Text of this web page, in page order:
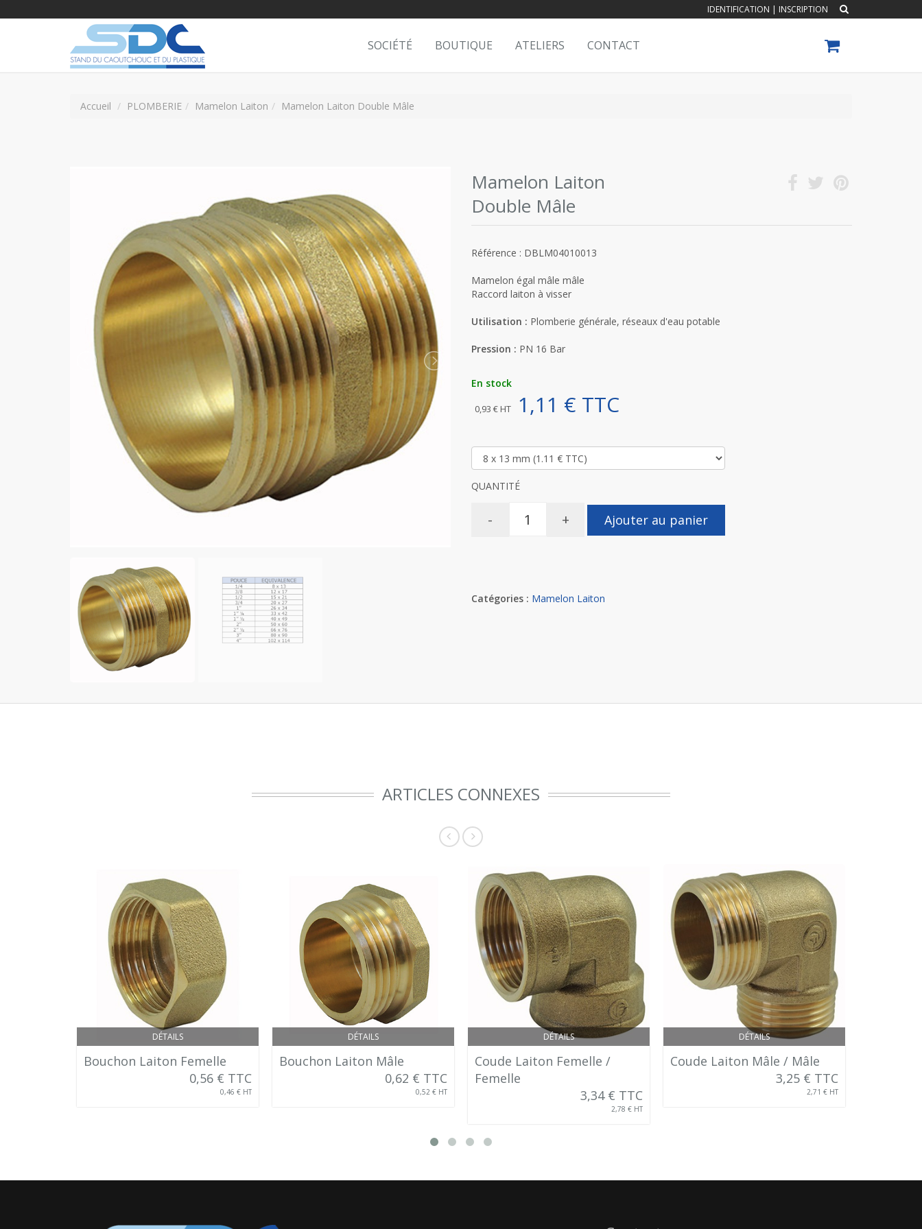
IDENTIFICATION | INSCRIPTION
SOCIÉTÉ BOUTIQUE ATELIERS CONTACT
Accueil PLOMBERIE Mamelon Laiton Mamelon Laiton Double Mâle
Mamelon Laiton
Double Mâle
Référence : DBLM04010013
Mamelon égal mâle mâle
Raccord laiton à visser
Utilisation : Plomberie générale, réseaux d'eau potable
Pression : PN 16 Bar
En stock
0,93 € HT 1,11 € TTC
QUANTITÉ
- + Ajouter au panier
Catégories : Mamelon Laiton
ARTICLES CONNEXES
DÉTAILS
Bouchon Laiton Femelle
0,56 € TTC
0,46 € HT
DÉTAILS
Bouchon Laiton Mâle
0,62 € TTC
0,52 € HT
DÉTAILS
Coude Laiton Femelle /
Femelle
3,34 € TTC
2,78 € HT
DÉTAILS
Coude Laiton Mâle / Mâle
3,25 € TTC
2,71 € HT